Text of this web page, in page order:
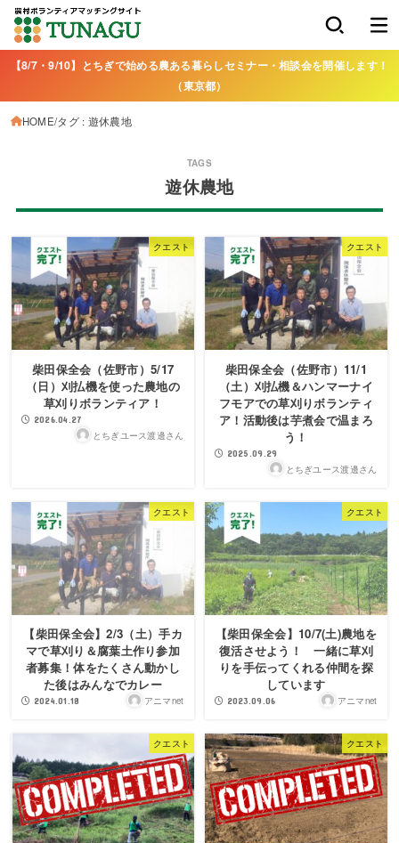
【8/7・9/10】とちぎで始める農ある暮らしセミナー・相談会を開催します！
（東京都）
HOME タグ : 遊休農地
遊休農地
クエスト
柴田保全会（佐野市）5/17
（日）刈払機を使った農地の
草刈りボランティア！
2026.04.27
とちぎユース渡邊さん
クエスト
柴田保全会（佐野市）11/1
（土）刈払機＆ハンマーナイ
フモアでの草刈りボランティ
ア！活動後は芋煮会で温まろ
う！
2025.09.29
とちぎユース渡邊さん
クエスト
【柴田保全会】2/3（土）手カ
マで草刈り＆腐葉土作り参加
者募集！体をたくさん動かし
た後はみんなでカレー
2024.01.18 アニマnet
クエスト
【柴田保全会】10/7(土)農地を
復活させよう！ 一緒に草刈
りを手伝ってくれる仲間を探
しています
2023.09.06 アニマnet
クエスト クエスト